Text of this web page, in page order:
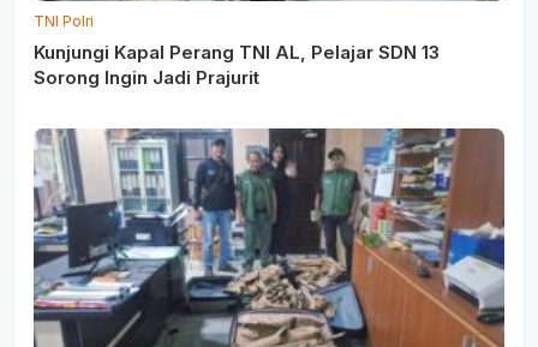
TNI Polri
Kunjungi Kapal Perang TNI AL, Pelajar SDN 13
Sorong Ingin Jadi Prajurit